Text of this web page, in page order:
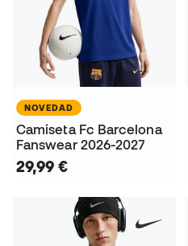
NOVEDAD
Camiseta Fc Barcelona
Fanswear 2026-2027
29,99 €